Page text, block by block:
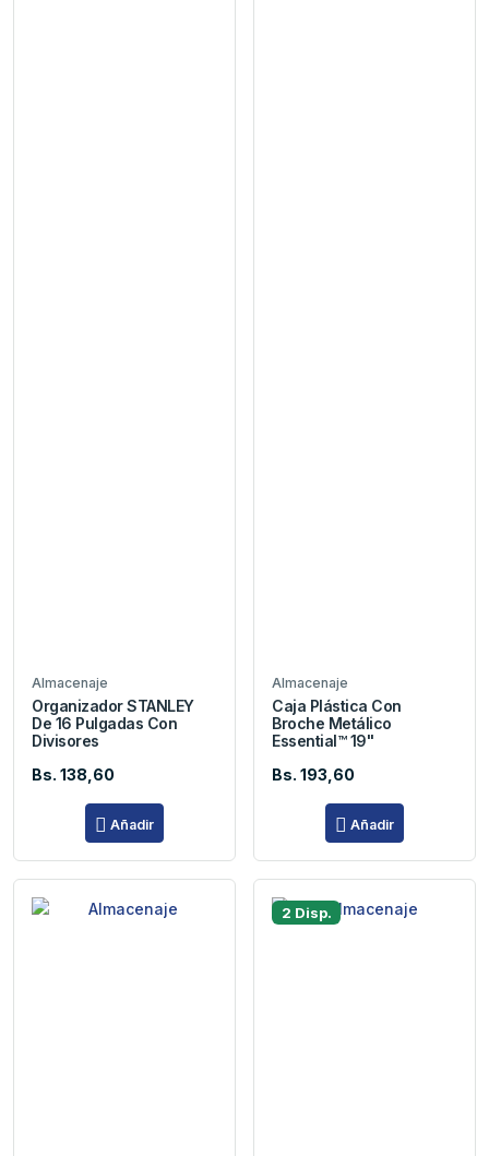
Almacenaje
Organizador STANLEY
De 16 Pulgadas Con
Divisores
Bs. 138,60
Añadir
Almacenaje
Caja Plástica Con
Broche Metálico
Essential™ 19"
Bs. 193,60
Añadir
2 Disp.